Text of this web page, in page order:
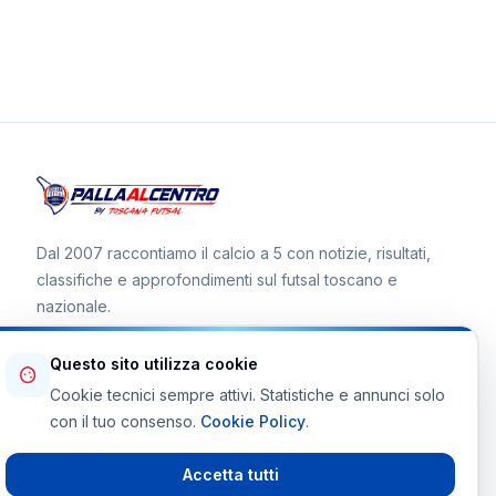
Dal 2007 raccontiamo il calcio a 5 con notizie, risultati,
classifiche e approfondimenti sul futsal toscano e
nazionale.
Canale WhatsApp
Telegram Toscana Futsal
Questo sito utilizza cookie
Cookie tecnici sempre attivi. Statistiche e annunci solo
con il tuo consenso. Cookie Policy.
Accetta tutti